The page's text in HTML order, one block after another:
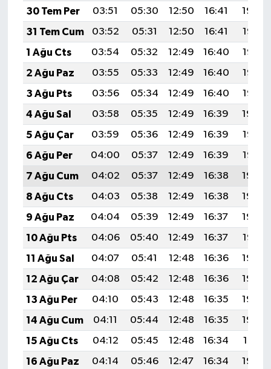
30 Tem Per
03:51 05:30 12:50 16:41
19:59
31 Tem Cum
03:52 05:31 12:50 16:41
19:58
1 Ağu Cts
03:54 05:32 12:49 16:40
19:57
2 Ağu Paz
03:55 05:33 12:49 16:40
19:56
3 Ağu Pts
03:56 05:34 12:49 16:40
19:55
4 Ağu Sal
03:58 05:35 12:49 16:39
19:54
5 Ağu Çar
03:59 05:36 12:49 16:39
19:53
6 Ağu Per
04:00 05:37 12:49 16:39
19:52
7 Ağu Cum
04:02 05:37 12:49 16:38
19:50
8 Ağu Cts
04:03 05:38 12:49 16:38
19:49
9 Ağu Paz
04:04 05:39 12:49 16:37
19:48
10 Ağu Pts
04:06 05:40 12:49 16:37
19:47
11 Ağu Sal
04:07 05:41 12:48 16:36
19:46
12 Ağu Çar
04:08 05:42 12:48 16:36
19:44
13 Ağu Per
04:10 05:43 12:48 16:35
19:43
14 Ağu Cum
04:11 05:44 12:48 16:35
19:42
15 Ağu Cts
04:12 05:45 12:48 16:34
19:41
16 Ağu Paz
04:14 05:46 12:47 16:34
19:39